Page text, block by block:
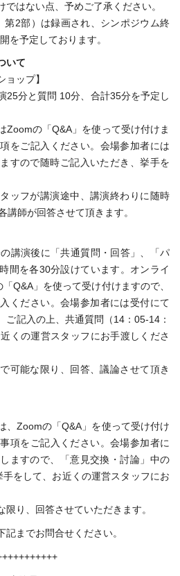
はない点、予めご了承ください。
2部）は録画され、シンポジウム終
を予定しております。
いて
ョップ】
分と質問 10分、合計35分を予定し
Zoomの「Q&A」を使って受け付けま
をご記入ください。会場参加者には
すので随時ご記入いただき、挙手を
ッフが講演途中、講演終わりに随時
講師が回答させて頂きます。
講演後に「共通質問・回答」、「パ
間を各30分設けています。オンライ
Q&A」を使って受け付けますので、
ください。会場参加者には受付にて
ご記入の上、共通質問（14：05-14：
くの運営スタッフにお手渡しくださ
可能な限り、回答、議論させて頂き
、Zoomの「Q&A」を使って受け付け
項をご記入ください。会場参加者に
ますので、「意見交換・討論」中の
をして、お近くの運営スタッフにお
り、回答させていただきます。
までお問合せください。